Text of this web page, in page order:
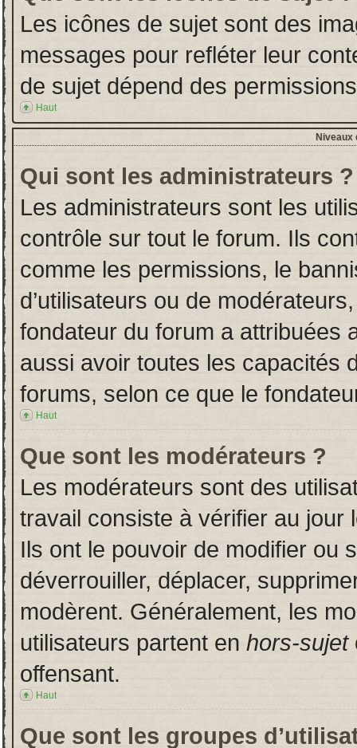
Les icônes de sujet sont des
messages pour refléter leur
de sujet dépend des
Haut
Niveaux
Qui sont les administrateurs ?
Les administrateurs sont les
contrôle sur tout le forum. Ils
comme les permissions, le
d’utilisateurs ou de
fondateur du forum a attribuées
aussi avoir toutes les capacités
forums, selon ce que le
Haut
Que sont les modérateurs ?
Les modérateurs sont des
travail consiste à vérifier au jour
Ils ont le pouvoir de modifier ou
déverrouiller, déplacer,
modèrent. Généralement, les
utilisateurs partent en hors-sujet
offensant.
Haut
Que sont les groupes